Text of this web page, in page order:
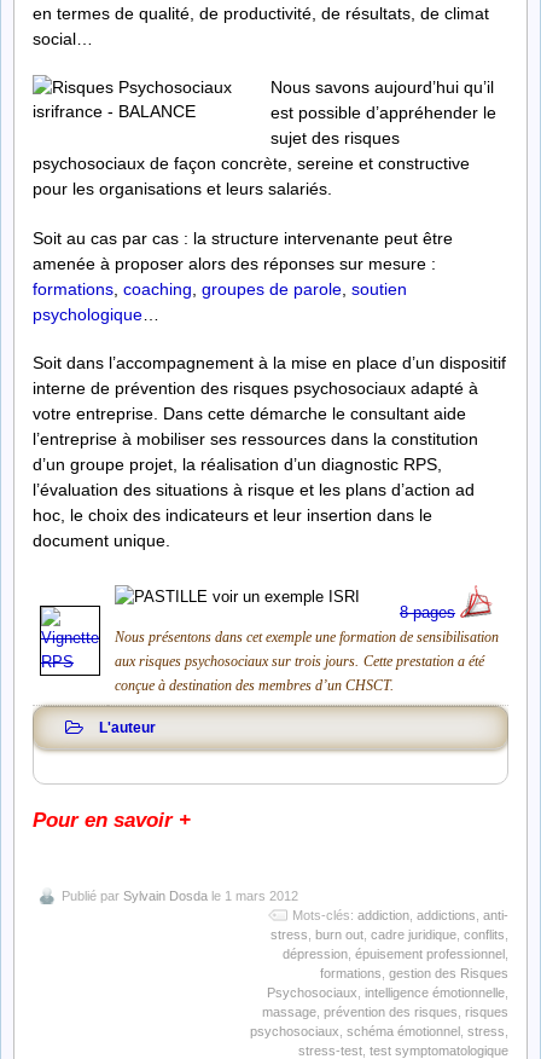
en termes de qualité, de productivité, de résultats, de climat
social…
Nous savons aujourd’hui qu’il
est possible d’appréhender le
sujet des risques
psychosociaux de façon concrète, sereine et constructive
pour les organisations et leurs salariés.
Soit au cas par cas : la structure intervenante peut être
amenée à proposer alors des réponses sur mesure :
formations coaching groupes de parole soutien
psychologique
Soit dans l’accompagnement à la mise en place d’un dispositif
interne de prévention des risques psychosociaux adapté à
votre entreprise. Dans cette démarche le consultant aide
l’entreprise à mobiliser ses ressources dans la constitution
d’un groupe projet, la réalisation d’un diagnostic RPS,
l’évaluation des situations à risque et les plans d’action ad
hoc, le choix des indicateurs et leur insertion dans le
document unique.
8 pages
Nous présentons dans cet exemple une formation de sensibilisation
aux risques psychosociaux sur trois jours. Cette prestation a été
conçue à destination des membres d’un CHSCT.
L'auteur
Pour en savoir +
Publié par Sylvain Dosda le 1 mars 2012
Mots-clés: addiction addictions anti-
stress burn out cadre juridique conflits
dépression épuisement professionnel
formations gestion des Risques
Psychosociaux intelligence émotionnelle
massage prévention des risques risques
psychosociaux schéma émotionnel stress
stress-test test symptomatologique